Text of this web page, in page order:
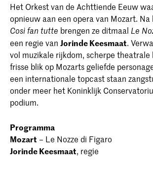
Het Orkest van de Achttiende Eeuw
opnieuw aan een opera van Mozart. Na
Così fan tutte brengen ze ditmaal Le
een regie van Jorinde Keesmaat.
vol muzikale rijkdom, scherpe theatrale
frisse blik op Mozarts geliefde
een internationale topcast staan
onder meer het Koninklijk
podium.
Programma
Mozart – Le Nozze di Figaro
Jorinde Keesmaat, regie